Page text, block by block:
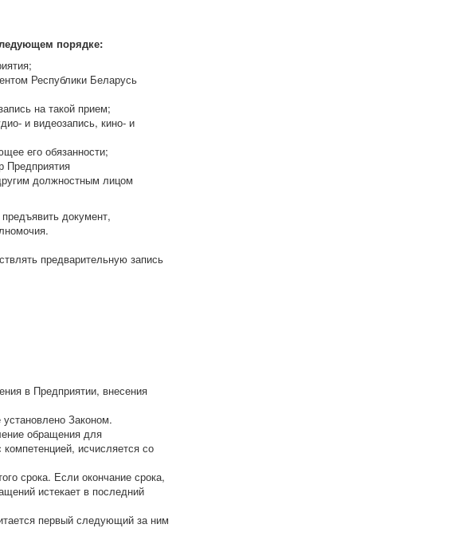
порядке:
Республики Беларусь
на такой прием;
и видеозапись, кино- и
его обязанности;
Предприятия
должностным лицом
документ,
предварительную запись
в Предприятии, внесения
Законом.
обращения для
исчисляется со
срока. Если окончание срока,
истекает в последний
первый следующий за ним